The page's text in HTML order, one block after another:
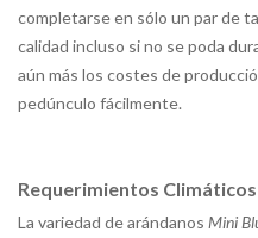
completarse en sólo un par de
calidad incluso si no se poda
aún más los costes de
pedúnculo fácilmente.
Requerimientos Climáticos
La variedad de arándanos Mini